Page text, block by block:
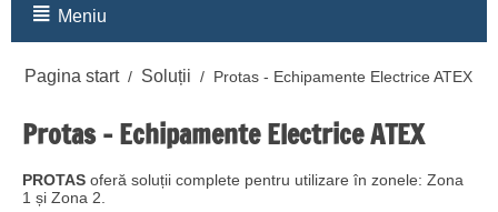
Meniu
Pagina start / Soluții / Protas - Echipamente Electrice ATEX
Protas - Echipamente Electrice ATEX
PROTAS oferă soluții complete pentru utilizare în zonele: Zona
1 și Zona 2.